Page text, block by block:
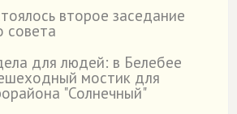
второе заседание
совета
для людей: в Белебее
мостик для
"Солнечный"